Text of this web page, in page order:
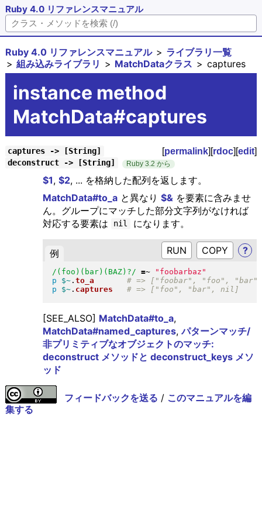
Ruby 4.0 リファレンスマニュアル
Ruby 4.0 リファレンスマニュアル
ライブラリ一覧
組み込みライブラリ
MatchDataクラス captures
instance method
MatchData#captures
captures -> [String] [permalink][rdoc][edit]
deconstruct -> [String] Ruby 3.2 から
$1, $2, ... を格納した配列を返します。
MatchData#to_aと異なり $& を要素に含みませ
ん。グループにマッチした部分文字列がなければ
対応する要素は
nil になります。
例 RUN ?
/(foo)(bar)(BAZ)?/ =~ " foobarbaz "
p
$~. to_a
p
$~. captures
[SEE_ALSO] MatchData#to_a,
MatchData#named_captures,パターンマッチ/
非プリミティブなオブジェクトのマッチ:
deconstruct メソッドと deconstruct_keys メソ
ッド
フィードバックを送る / このマニュアルを編
集する